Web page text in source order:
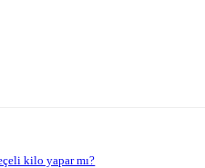
kilo yapar mı?